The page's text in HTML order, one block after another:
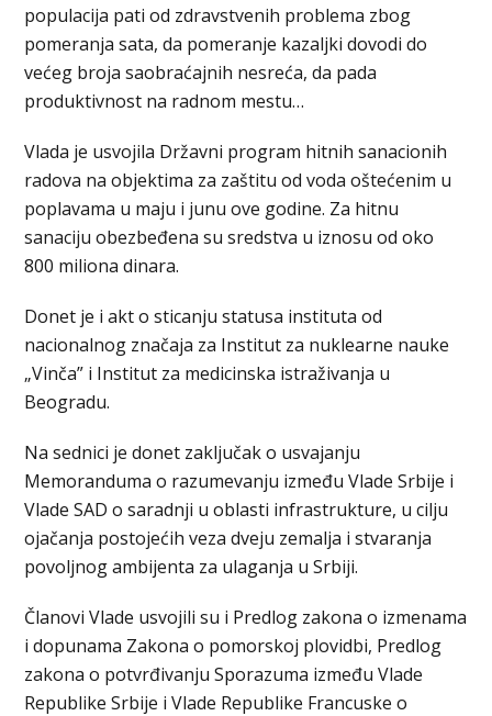
populacija pati od zdravstvenih problema zbog
pomeranja sata, da pomeranje kazaljki dovodi do
većeg broja saobraćajnih nesreća, da pada
produktivnost na radnom mestu…
Vlada je usvojila Državni program hitnih sanacionih
radova na objektima za zaštitu od voda oštećenim u
poplavama u maju i junu ove godine. Za hitnu
sanaciju obezbeđena su sredstva u iznosu od oko
800 miliona dinara.
Donet je i akt o sticanju statusa instituta od
nacionalnog značaja za Institut za nuklearne nauke
„Vinča” i Institut za medicinska istraživanja u
Beogradu.
Na sednici je donet zaključak o usvajanju
Memoranduma o razumevanju između Vlade Srbije i
Vlade SAD o saradnji u oblasti infrastrukture, u cilju
ojačanja postojećih veza dveju zemalja i stvaranja
povoljnog ambijenta za ulaganja u Srbiji.
Članovi Vlade usvojili su i Predlog zakona o izmenama
i dopunama Zakona o pomorskoj plovidbi, Predlog
zakona o potvrđivanju Sporazuma između Vlade
Republike Srbije i Vlade Republike Francuske o